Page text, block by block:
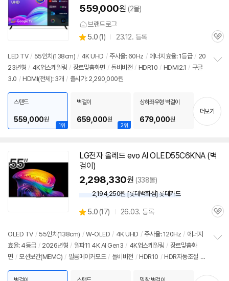
559,000원 (2몰)
브랜드로그
별
점
5.0 (상
리
뷰
1) 23.12. 등록
관
LED TV / 55인치 (138cm) / 4KUHD / 주사율: 60Hz / 에너지효율: 1등급 / 20
23년형 / 4K업스케일링 / 장르맞춤화면 / 돌비비전 / HDR10 / HDMI2.1 / 구글
3.0 / HDMI(전체): 3개 / 출시가: 2,290,000원
기
1위
스탠드
559,000원
2위
벽걸이
659,000원
상하좌우형 벽걸이
679,000원
더보기
LG전자 올레드 evo AI OLED55C6KNA (벽
걸이)
2,298,330원 (338몰)
2,194,250원 [롯데백화점] 롯데카드
별
5.0 (상
리
뷰
17) 26.03. 등록
관
OLED TV / 55인치 (138cm) / W-OLED / 4KUHD / 주사율: 120Hz / 에너지
효율: 4등급 / 2026년형 / 알파11 4KAI Gen3 / 4K업스케일링 / 장르맞춤화
면 / 모션보간(MEMC) / 필름메이커모드 / 돌비비전 / HDR10 / HDR자동조절 /
G-Sync Compatible
FreeSync 웹OS 26 / HDMI(전체): 4개